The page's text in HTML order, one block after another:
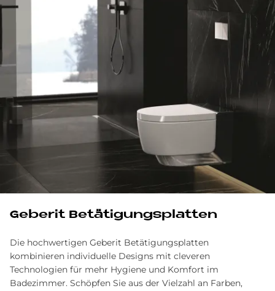
Geberit Betätigungsplatten
Die hochwertigen Geberit Betätigungsplatten
kombinieren individuelle Designs mit cleveren
Technologien für mehr Hygiene und Komfort im
Badezimmer. Schöpfen Sie aus der Vielzahl an Farben,